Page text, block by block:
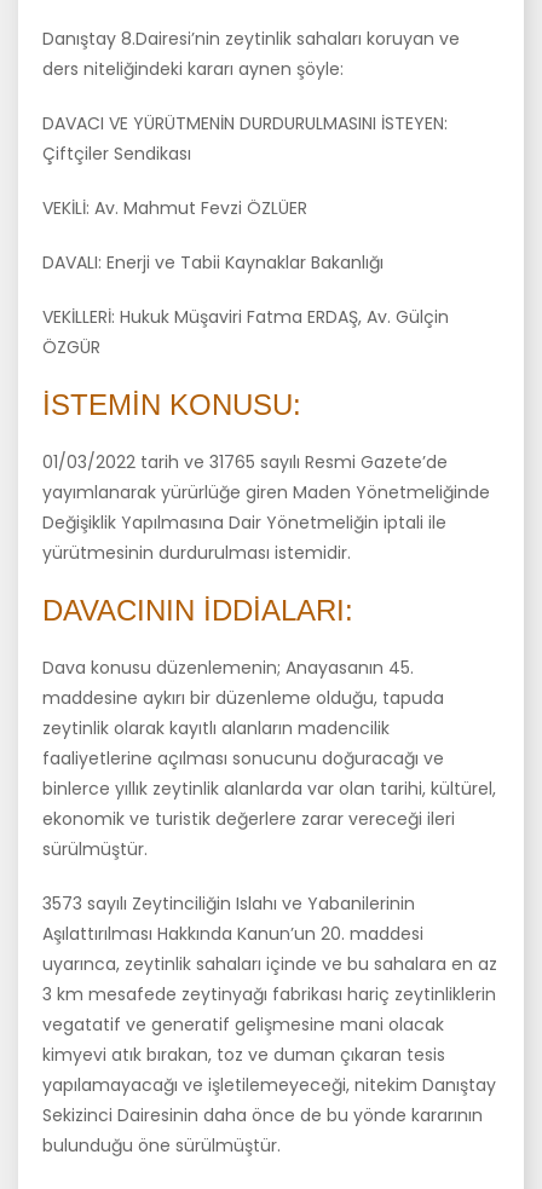
Danıştay 8.Dairesi’nin zeytinlik sahaları koruyan ve
ders niteliğindeki kararı aynen şöyle:
DAVACI VE YÜRÜTMENİN DURDURULMASINI İSTEYEN:
Çiftçiler Sendikası
VEKİLİ: Av. Mahmut Fevzi ÖZLÜER
DAVALI: Enerji ve Tabii Kaynaklar Bakanlığı
VEKİLLERİ: Hukuk Müşaviri Fatma ERDAŞ, Av. Gülçin
ÖZGÜR
İSTEMİN KONUSU:
01/03/2022 tarih ve 31765 sayılı Resmi Gazete’de
yayımlanarak yürürlüğe giren Maden Yönetmeliğinde
Değişiklik Yapılmasına Dair Yönetmeliğin iptali ile
yürütmesinin durdurulması istemidir.
DAVACININ İDDİALARI:
Dava konusu düzenlemenin; Anayasanın 45.
maddesine aykırı bir düzenleme olduğu, tapuda
zeytinlik olarak kayıtlı alanların madencilik
faaliyetlerine açılması sonucunu doğuracağı ve
binlerce yıllık zeytinlik alanlarda var olan tarihi, kültürel,
ekonomik ve turistik değerlere zarar vereceği ileri
sürülmüştür.
3573 sayılı Zeytinciliğin Islahı ve Yabanilerinin
Aşılattırılması Hakkında Kanun’un 20. maddesi
uyarınca, zeytinlik sahaları içinde ve bu sahalara en az
3 km mesafede zeytinyağı fabrikası hariç zeytinliklerin
vegatatif ve generatif gelişmesine mani olacak
kimyevi atık bırakan, toz ve duman çıkaran tesis
yapılamayacağı ve işletilemeyeceği, nitekim Danıştay
Sekizinci Dairesinin daha önce de bu yönde kararının
bulunduğu öne sürülmüştür.